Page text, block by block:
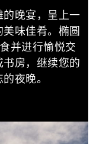
晚宴，呈上一
味佳肴。椭圆
并进行愉悦交
房，继续您的
夜晚。